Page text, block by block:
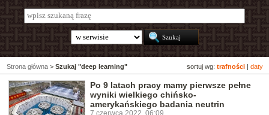
sortuj wg: trafności daty
Strona główna > Szukaj "deep learning"
Po 9 latach pracy mamy pierwsze pełne
wyniki wielkiego chińsko-
amerykańskiego badania neutrin